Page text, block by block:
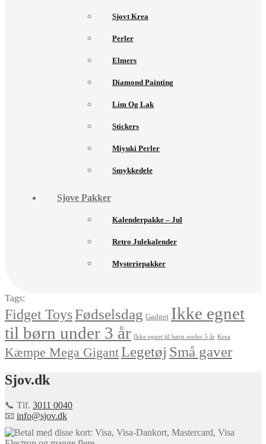
Sjovt Krea
Perler
Elmers
Diamond Painting
Lim Og Lak
Stickers
Miyuki Perler
Smykkedele
Sjove Pakker
Kalenderpakke – Jul
Retro Julekalender
Mysteriepakker
Tags:
Fidget ToysFødselsdag Gadget Ikke egnet
til børn under 3 år Ikke egnet til børn under 5 år Krea
Kæmpe Mega GigantLegetøj Små gaver
Sjov.dk
📞 Tlf. 3011 0040
📧 info@sjov.dk